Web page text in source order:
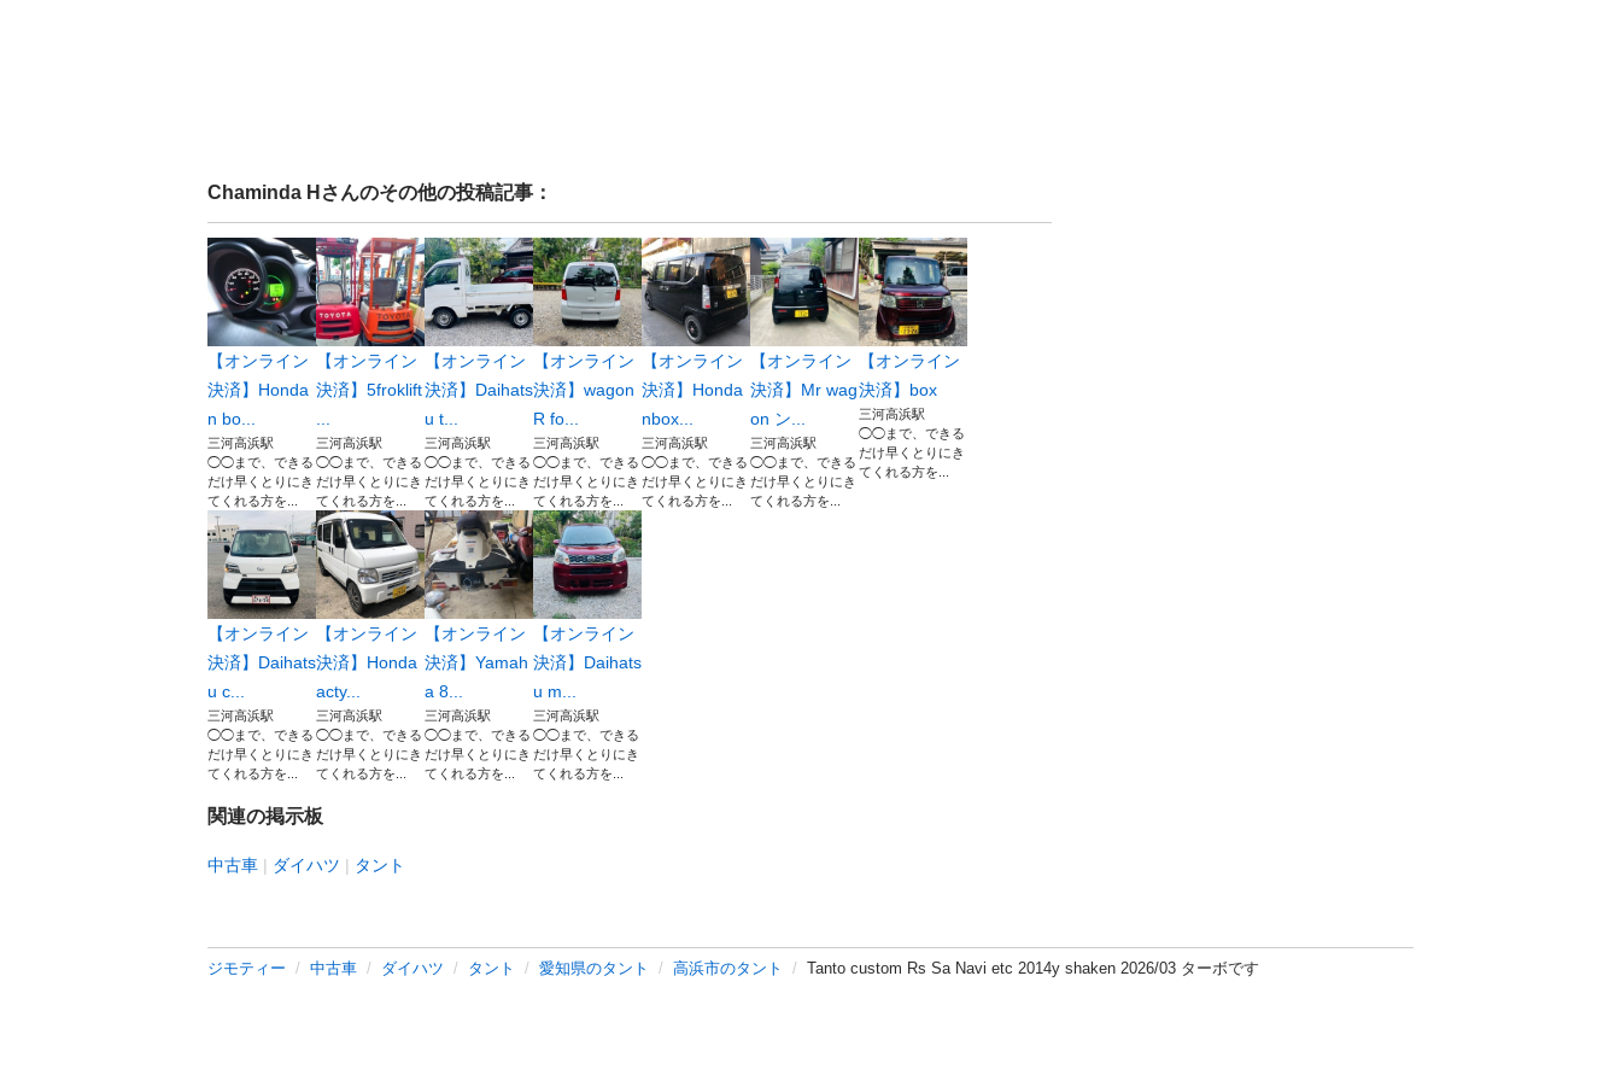
Chaminda H さんのその他の投稿記事：
【オンライン
決済】Honda
n bo...
三河高浜駅
◯◯まで、できる
だけ早くとりにき
てくれる方を...
【オンライン
決済】5froklift
三河高浜駅
◯◯まで、できる
だけ早くとりにき
てくれる方を...
【オンライン
決済】Daihats
u t...
三河高浜駅
◯◯まで、できる
だけ早くとりにき
てくれる方を...
【オンライン
決済】wagon
R fo...
三河高浜駅
◯◯まで、できる
だけ早くとりにき
てくれる方を...
【オンライン
決済】Honda
nbox...
三河高浜駅
◯◯まで、できる
だけ早くとりにき
てくれる方を...
【オンライン
決済】Mr wag
on ン...
三河高浜駅
◯◯まで、できる
だけ早くとりにき
てくれる方を...
【オンライン
決済】box
三河高浜駅
◯◯まで、できる
だけ早くとりにき
てくれる方を...
【オンライン
決済】Daihats
u c...
三河高浜駅
◯◯まで、できる
だけ早くとりにき
てくれる方を...
【オンライン
決済】Honda
acty...
三河高浜駅
◯◯まで、できる
だけ早くとりにき
てくれる方を...
【オンライン
決済】Yamah
a 8...
三河高浜駅
◯◯まで、できる
だけ早くとりにき
てくれる方を...
【オンライン
決済】Daihats
u m...
三河高浜駅
◯◯まで、できる
だけ早くとりにき
てくれる方を...
関連の掲示板
中古車 ダイハツ タント
ジモティー 中古車 ダイハツ タント 愛知県のタント 高浜市のタント Tanto custom Rs Sa Navi etc 2014y shaken 2026/03 ターボです